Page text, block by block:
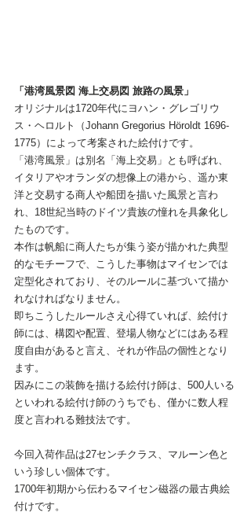
「港湾風景図 海上交易図 旅路の風景」
オリジナルは1720年代にヨハン・グレゴリウ
ス・ヘロルト（Johann Gregorius Höroldt 1696-
1775）によって考案された絵付けです。
「港湾風景」は別名「海上交易」とも呼ばれ、
イタリアやオランダの想像上の港から、遥か東
洋と交易する商人や船団を描いた風景と言わ
れ、18世紀当時のドイツ貴族の憧れを具象化し
たものです。
本作は帆船に商人たちが集う姿が描かれた典型
的なモチーフで、こうした事物はマイセンでは
定型化されており、そのルールに基づいて描か
れなければなりません。
即ちこうしたルールさえ心得ていれば、絵付け
師には、構図や配置、登場人物などにはある程
度自由があると言え、それが作品の個性となり
ます。
因みにこの装飾を描ける絵付け師は、500人いる
といわれる絵付け師のうちでも、僅かに数人程
度と言われる難技法です。
今回入荷作品は27センチクラス、マルーン色と
いう珍しい個体です。
1700年初期から伝わるマイセン磁器の最古典絵
付けです。